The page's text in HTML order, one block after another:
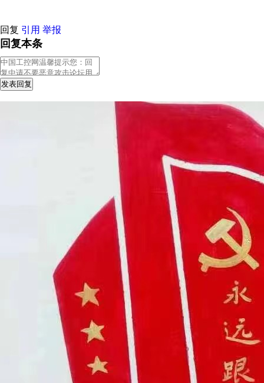
回复 引用 举报
回复本条
发表回复